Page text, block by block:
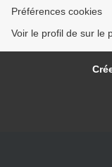
Préférences cookies
Voir le profil de sur le